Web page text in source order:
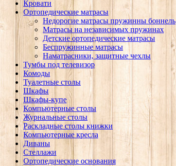
Кровати
Ортопедические матрасы
Недорогие матрасы пружинны боннель
Матрасы на независимых пружинах
Детские ортопедические матрасы
Беспружинные матрасы
Наматрасники, защитные чехлы
Тумбы под телевизор
Комоды
Туалетные столы
Шкафы
Шкафы-купе
Компьютерные столы
Журнальные столы
Раскладные столы книжки
Компьютерные кресла
Диваны
Стеллажи
Ортопедические основания